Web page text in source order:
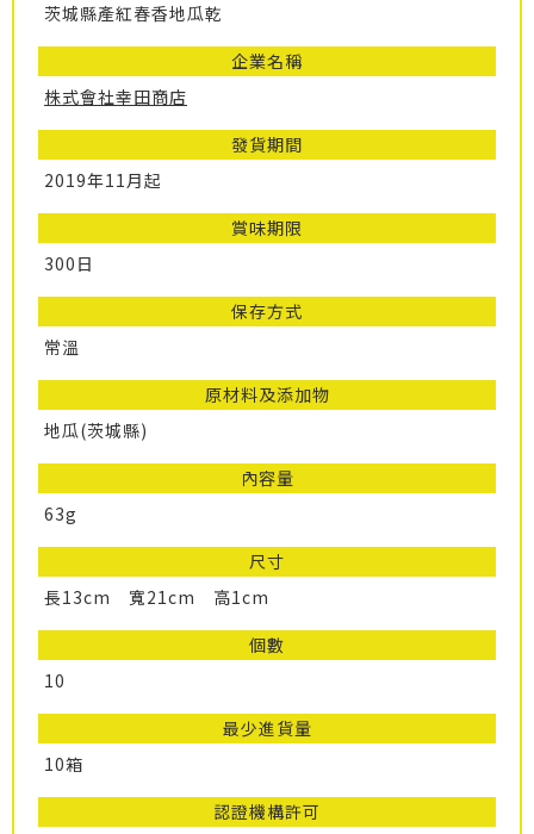
茨城縣產紅春香地瓜乾
企業名稱
株式會社幸田商店
發貨期間
2019年11月起
賞味期限
300日
保存方式
常溫
原材料及添加物
地瓜(茨城縣)
內容量
63g
尺寸
長13cm 寬21cm 高1cm
個數
10
最少進貨量
10箱
認證機構許可